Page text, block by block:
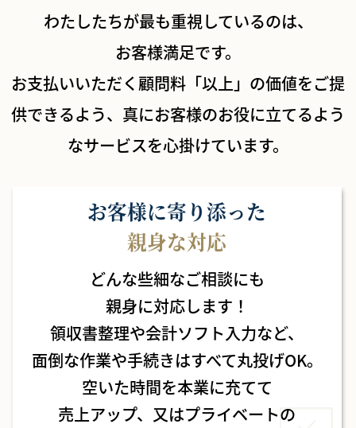
わたしたちが最も重視しているのは、
お客様満足です。
お支払いいただく顧問料「以上」の価値をご提
供できるよう、 真にお客様のお役に立てるよう
なサービスを心掛けています。
お客様に寄り添った
親身な対応
どんな些細なご相談にも
親身に対応します！
領収書整理や会計ソフト入力など、
面倒な作業や手続きはすべて丸投げOK。
空いた時間を本業に充てて
売上アップ、 又はプライベートの